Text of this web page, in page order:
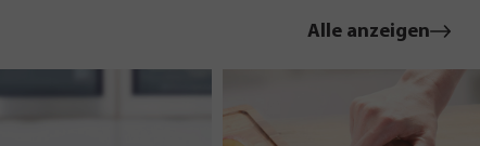
Alle anzeigen